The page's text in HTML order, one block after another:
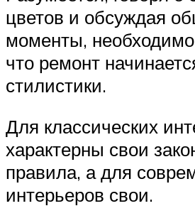
цветов и обсуждая
моменты,
что ремонт
стилистики.
Для классических
характерны свои
правила, а для
интерьеров свои.